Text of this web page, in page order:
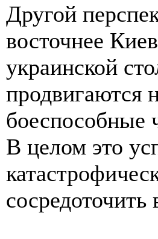
Другой
восточнее
украинской
продвигаются
боеспособные
В целом это